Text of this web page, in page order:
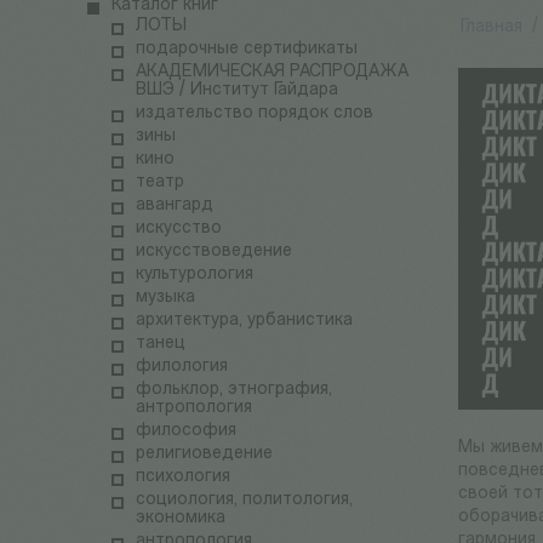
Каталог книг
ЛОТЫ
подарочные сертификаты
АКАДЕМИЧЕСКАЯ РАСПРОДАЖА
ВШЭ / Институт Гайдара
издательство порядок слов
зины
кино
театр
авангард
искусство
искусствоведение
культурология
музыка
архитектура, урбанистика
танец
филология
фольклор, этнография,
антропология
философия
религиоведение
психология
социология, политология,
экономика
Мы живем
своей